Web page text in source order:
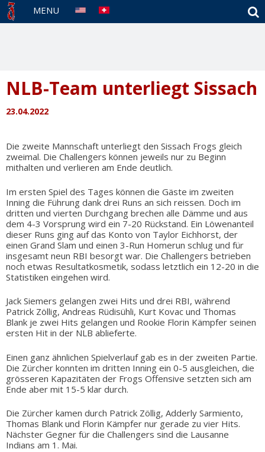
MENU
NLB-Team unterliegt Sissach
23.04.2022
Die zweite Mannschaft unterliegt den Sissach Frogs gleich
zweimal. Die Challengers können jeweils nur zu Beginn
mithalten und verlieren am Ende deutlich.
Im ersten Spiel des Tages können die Gäste im zweiten
Inning die Führung dank drei Runs an sich reissen. Doch im
dritten und vierten Durchgang brechen alle Dämme und aus
dem 4-3 Vorsprung wird ein 7-20 Rückstand. Ein Löwenanteil
dieser Runs ging auf das Konto von Taylor Eichhorst, der
einen Grand Slam und einen 3-Run Homerun schlug und für
insgesamt neun RBI besorgt war. Die Challengers betrieben
noch etwas Resultatkosmetik, sodass letztlich ein 12-20 in die
Statistiken eingehen wird.
Jack Siemers gelangen zwei Hits und drei RBI, während
Patrick Zöllig, Andreas Rüdisühli, Kurt Kovac und Thomas
Blank je zwei Hits gelangen und Rookie Florin Kämpfer seinen
ersten Hit in der NLB ablieferte.
Einen ganz ähnlichen Spielverlauf gab es in der zweiten Partie.
Die Zürcher konnten im dritten Inning ein 0-5 ausgleichen, die
grösseren Kapazitäten der Frogs Offensive setzten sich am
Ende aber mit 15-5 klar durch.
Die Zürcher kamen durch Patrick Zöllig, Adderly Sarmiento,
Thomas Blank und Florin Kämpfer nur gerade zu vier Hits.
Nächster Gegner für die Challengers sind die Lausanne
Indians am 1. Mai.